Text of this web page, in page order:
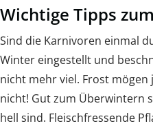
Wichtige Tipps
Sind die Karnivoren einmal
Winter eingestellt und
nicht mehr viel. Frost
nicht! Gut zum Überwintern
hell sind. Fleischfressende